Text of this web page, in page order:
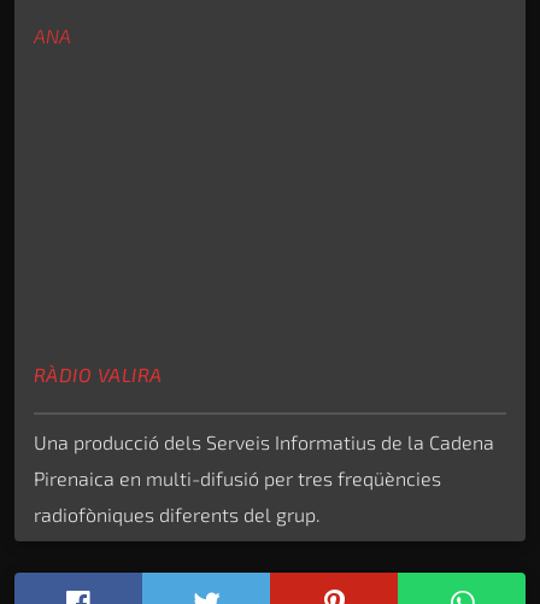
ANA
RÀDIO VALIRA
Una producció dels Serveis Informatius de la Cadena
Pirenaica en multi-difusió per tres freqüències
radiofòniques diferents del grup.